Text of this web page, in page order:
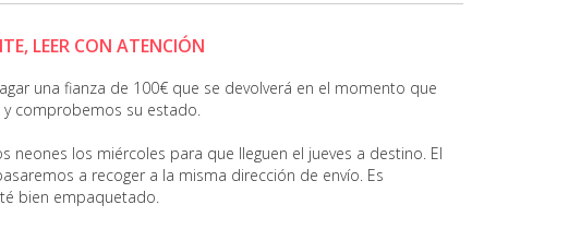
LEER CON ATENCIÓN
una fianza de 100€ que se devolverá en el momento que
comprobemos su estado.
neones los miércoles para que lleguen el jueves a destino. El
a recoger a la misma dirección de envío. Es
bien empaquetado.